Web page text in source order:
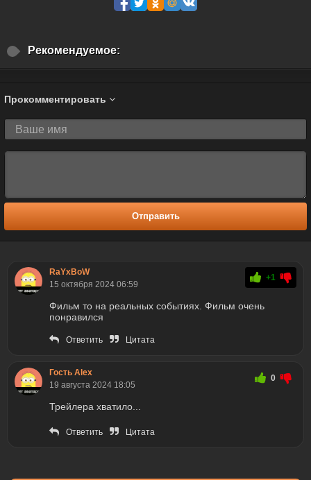
Рекомендуемое:
Прокомментировать
Отправить
RaYxBoW
15 октября 2024 06:59
+1
Фильм то на реальных событиях. Фильм очень
понравился
Ответить Цитата
Гость Alex
19 августа 2024 18:05
0
Трейлера хватило...
Ответить Цитата